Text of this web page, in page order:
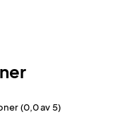
(0,0 av 5)